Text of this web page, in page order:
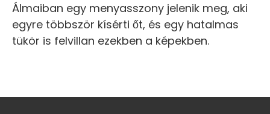
Álmaiban egy menyasszony jelenik meg, aki
egyre többször kísérti őt, és egy hatalmas
tükör is felvillan ezekben a képekben.